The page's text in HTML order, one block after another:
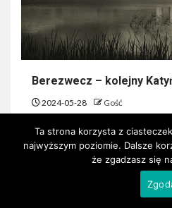
Berezwecz – kolejny
2024-05-28 Gość
ZNAJDŹ NAS
Ta strona korzysta z
najwyższym poziomie. Dalsze
że zgadzasz się